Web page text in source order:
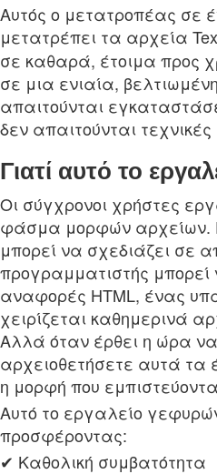
Αυτός ο μετατροπέας σε
μετατρέπει τα αρχεία
σε καθαρά, έτοιμα προς
σε μια ενιαία,
απαιτούνται
δεν απαιτούνται
Γιατί αυτό το
Οι σύγχρονοι χρήστες
φάσμα μορφών
μπορεί να σχεδιάζει σε
προγραμματιστής μπορεί
αναφορές HTML, ένας
χειρίζεται καθημερινά
Αλλά όταν έρθει η ώρα
αρχειοθετήσετε αυτά τα
η μορφή που
Αυτό το εργαλείο
προσφέροντας:
✔ Καθολική συμβατότητα